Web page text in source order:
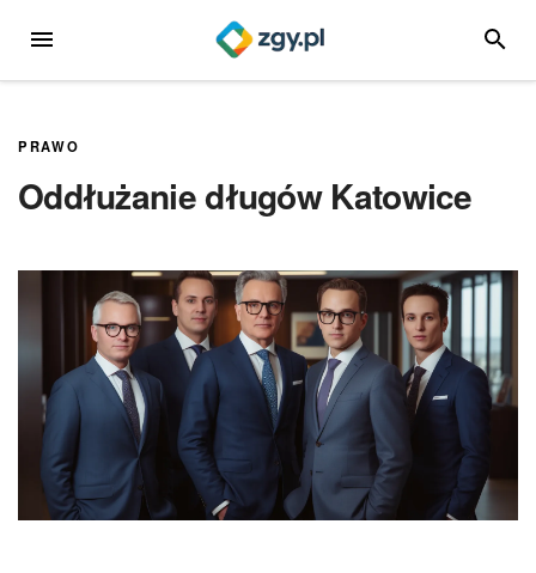
MENU
PRAWO
Oddłużanie długów Katowice